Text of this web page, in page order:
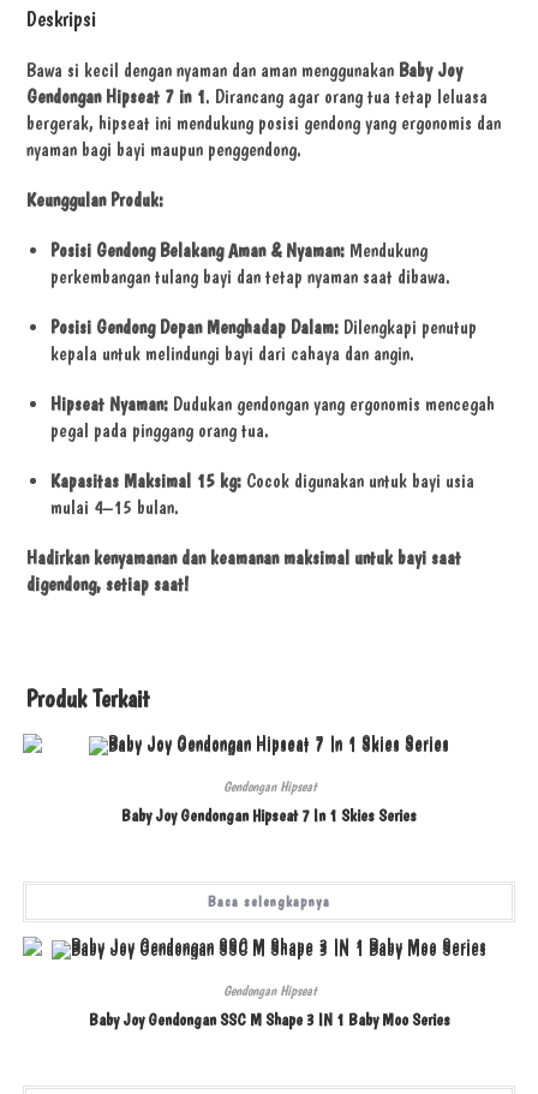
Deskripsi
Bawa si kecil dengan nyaman dan aman menggunakan Baby Joy
Gendongan Hipseat 7 in 1. Dirancang agar orang tua tetap leluasa
bergerak, hipseat ini mendukung posisi gendong yang ergonomis dan
nyaman bagi bayi maupun penggendong.
Keunggulan Produk:
Posisi Gendong Belakang Aman & Nyaman: Mendukung
perkembangan tulang bayi dan tetap nyaman saat dibawa.
Posisi Gendong Depan Menghadap Dalam: Dilengkapi penutup
kepala untuk melindungi bayi dari cahaya dan angin.
Hipseat Nyaman: Dudukan gendongan yang ergonomis mencegah
pegal pada pinggang orang tua.
Kapasitas Maksimal 15 kg: Cocok digunakan untuk bayi usia
mulai 4–15 bulan.
Hadirkan kenyamanan dan keamanan maksimal untuk bayi saat
digendong, setiap saat!
Produk Terkait
Gendongan Hipseat
Baby Joy Gendongan Hipseat 7 In 1 Skies Series
Baca selengkapnya
Gendongan Hipseat
Baby Joy Gendongan SSC M Shape 3 IN 1 Baby Moo Series